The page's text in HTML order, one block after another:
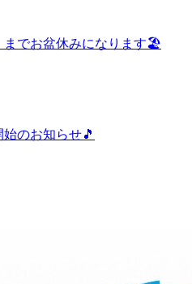
までお盆休みになります🏖
のお知らせ🎵